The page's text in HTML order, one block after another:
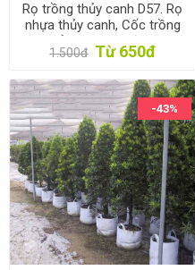
Rọ trồng thủy canh D57. Rọ
nhựa thủy canh, Cốc trồng
rau thủy canh, Rọ đựng giá
thể thủy canh
1.500đ Từ 650đ
-43%